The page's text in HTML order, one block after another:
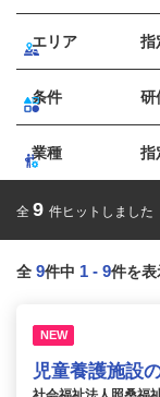
エリア 指
条件 研
業種 指
全 9 件ヒットしました
全 9件中 1 - 9件を表
NEW
児童養護施設